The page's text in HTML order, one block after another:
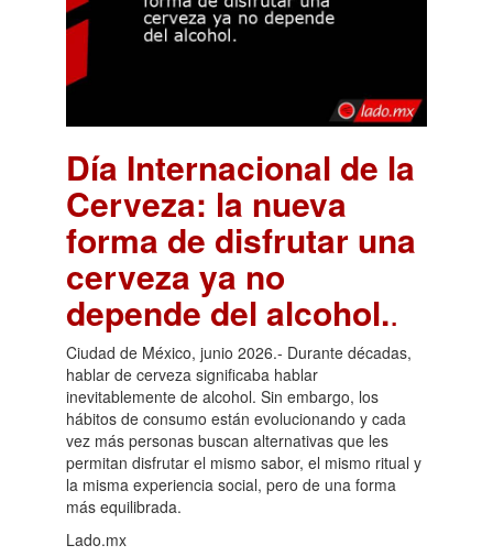
Día Internacional de la
Cerveza: la nueva
forma de disfrutar una
cerveza ya no
depende del alcohol..
Ciudad de México, junio 2026.- Durante décadas,
hablar de cerveza significaba hablar
inevitablemente de alcohol. Sin embargo, los
hábitos de consumo están evolucionando y cada
vez más personas buscan alternativas que les
permitan disfrutar el mismo sabor, el mismo ritual y
la misma experiencia social, pero de una forma
más equilibrada.
Lado.mx